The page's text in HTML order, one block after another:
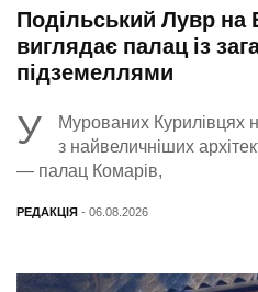
Подільський Лувр на
виглядає палац із
підземеллями
У
Мурованих Курилівцях
з найвеличніших
— палац Комарів,
РЕДАКЦІЯ - 06.08.2026